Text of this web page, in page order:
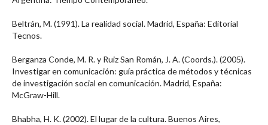
Beltrán, M. (1991). La realidad social. Madrid, España: Editorial
Tecnos.
Berganza Conde, M. R. y Ruiz San Román, J. A. (Coords.). (2005).
Investigar en comunicación: guía práctica de métodos y técnicas
de investigación social en comunicación. Madrid, España:
McGraw-Hill.
Bhabha, H. K. (2002). El lugar de la cultura. Buenos Aires,